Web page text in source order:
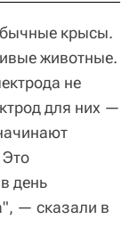
крысы.
животные.
не
для них —
Это
день
— сказали в